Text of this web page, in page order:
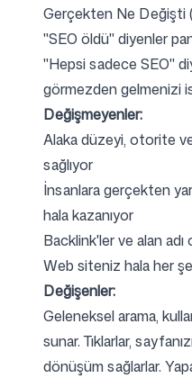
Gerçekten Ne Değişti
"SEO öldü" diyenler
"Hepsi sadece SEO"
görmezden gelmenizi
Değişmeyenler:
Alaka düzeyi, otorite
sağlıyor
İnsanlara gerçekten
hala kazanıyor
Backlink'ler ve alan
Web siteniz hala her
Değişenler:
Geleneksel arama,
sunar. Tıklarlar,
dönüşüm sağlarlar.